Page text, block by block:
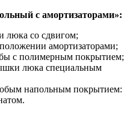
с амортизаторами»:
люка со сдвигом;
амортизаторами;
с полимерным покрытием;
люка специальным
напольным покрытием: